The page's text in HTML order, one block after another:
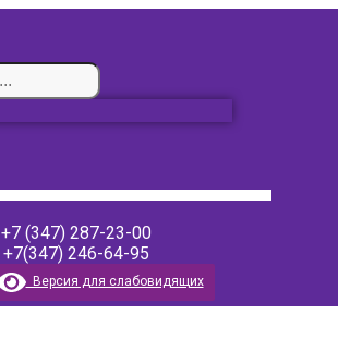
+7 (347) 287-23-00
+7(347) 246-64-95
Версия для слабовидящих